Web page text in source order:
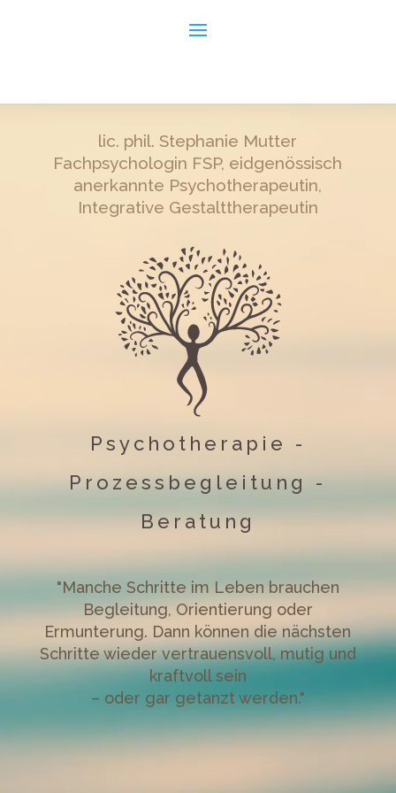
lic. phil. Stephanie Mutter
Fachpsychologin FSP, eidgenössisch
anerkannte Psychotherapeutin,
Integrative Gestalttherapeutin
Psychotherapie -
Prozessbegleitung -
Beratung
"Manche Schritte im Leben brauchen
Begleitung, Orientierung oder
Ermunterung. Dann können die nächsten
Schritte wieder vertrauensvoll, mutig und
kraftvoll sein
– oder gar getanzt werden."